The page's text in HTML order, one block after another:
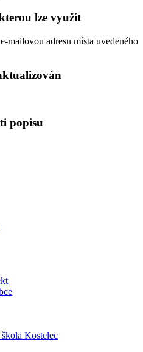
lze využít
mailovou adresu místa uvedeného
popisu
Kostelec